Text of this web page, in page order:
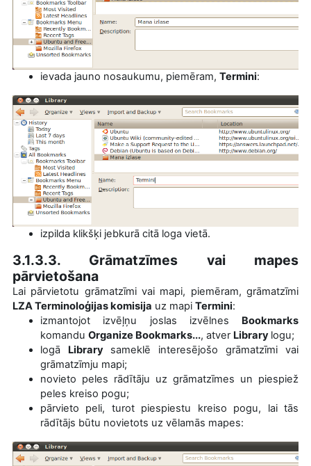
ievada jauno nosaukumu, piemēram, Termini:
izpilda klikšķi jebkurā citā loga vietā.
3.1.3.3. Grāmatzīmes vai mapes
pārvietošana
Lai pārvietotu grāmatzīmi vai mapi, piemēram, grāmatzīmi
LZA Terminoloģijas komisija uz mapi Termini:
izmantojot izvēļņu joslas izvēlnes Bookmarks
komandu Organize Bookmarks..., atver Library logu;
logā Library sameklē interesējošo grāmatzīmi vai
grāmatzīmju mapi;
novieto peles rādītāju uz grāmatzīmes un piespiež
peles kreiso pogu;
pārvieto peli, turot piespiestu kreiso pogu, lai tās
rādītājs būtu novietots uz vēlamās mapes: